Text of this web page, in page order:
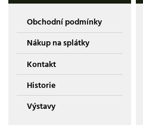
Obchodní podmínky
Nákup na splátky
Kontakt
Historie
Výstavy